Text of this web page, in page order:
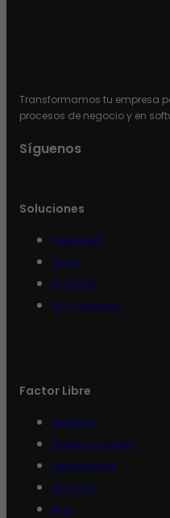
Transformamos tu empresa
procesos de negocio y en
Síguenos
Soluciones
Gextia ERP
Odoo
Kit Digital
Kit Consulting
Factor Libre
Nosotros
Nuestros clientes
Metodología
Recursos
Blog